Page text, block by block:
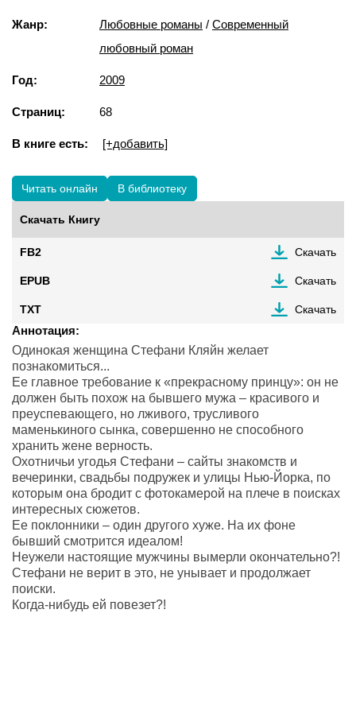
Жанр: Любовные романы / Современный
любовный роман
Год: 2009
Страниц: 68
В книге есть: [+добавить]
Читать онлайн В библиотеку
Скачать Книгу
FB2 Скачать
EPUB Скачать
TXT Скачать
Аннотация:
Одинокая женщина Стефани Кляйн желает
познакомиться...
Ее главное требование к «прекрасному принцу»: он не
должен быть похож на бывшего мужа – красивого и
преуспевающего, но лживого, трусливого
маменькиного сынка, совершенно не способного
хранить жене верность.
Охотничьи угодья Стефани – сайты знакомств и
вечеринки, свадьбы подружек и улицы Нью-Йорка, по
которым она бродит с фотокамерой на плече в поисках
интересных сюжетов.
Ее поклонники – один другого хуже. На их фоне
бывший смотрится идеалом!
Неужели настоящие мужчины вымерли окончательно?!
Стефани не верит в это, не унывает и продолжает
поиски.
Когда-нибудь ей повезет?!